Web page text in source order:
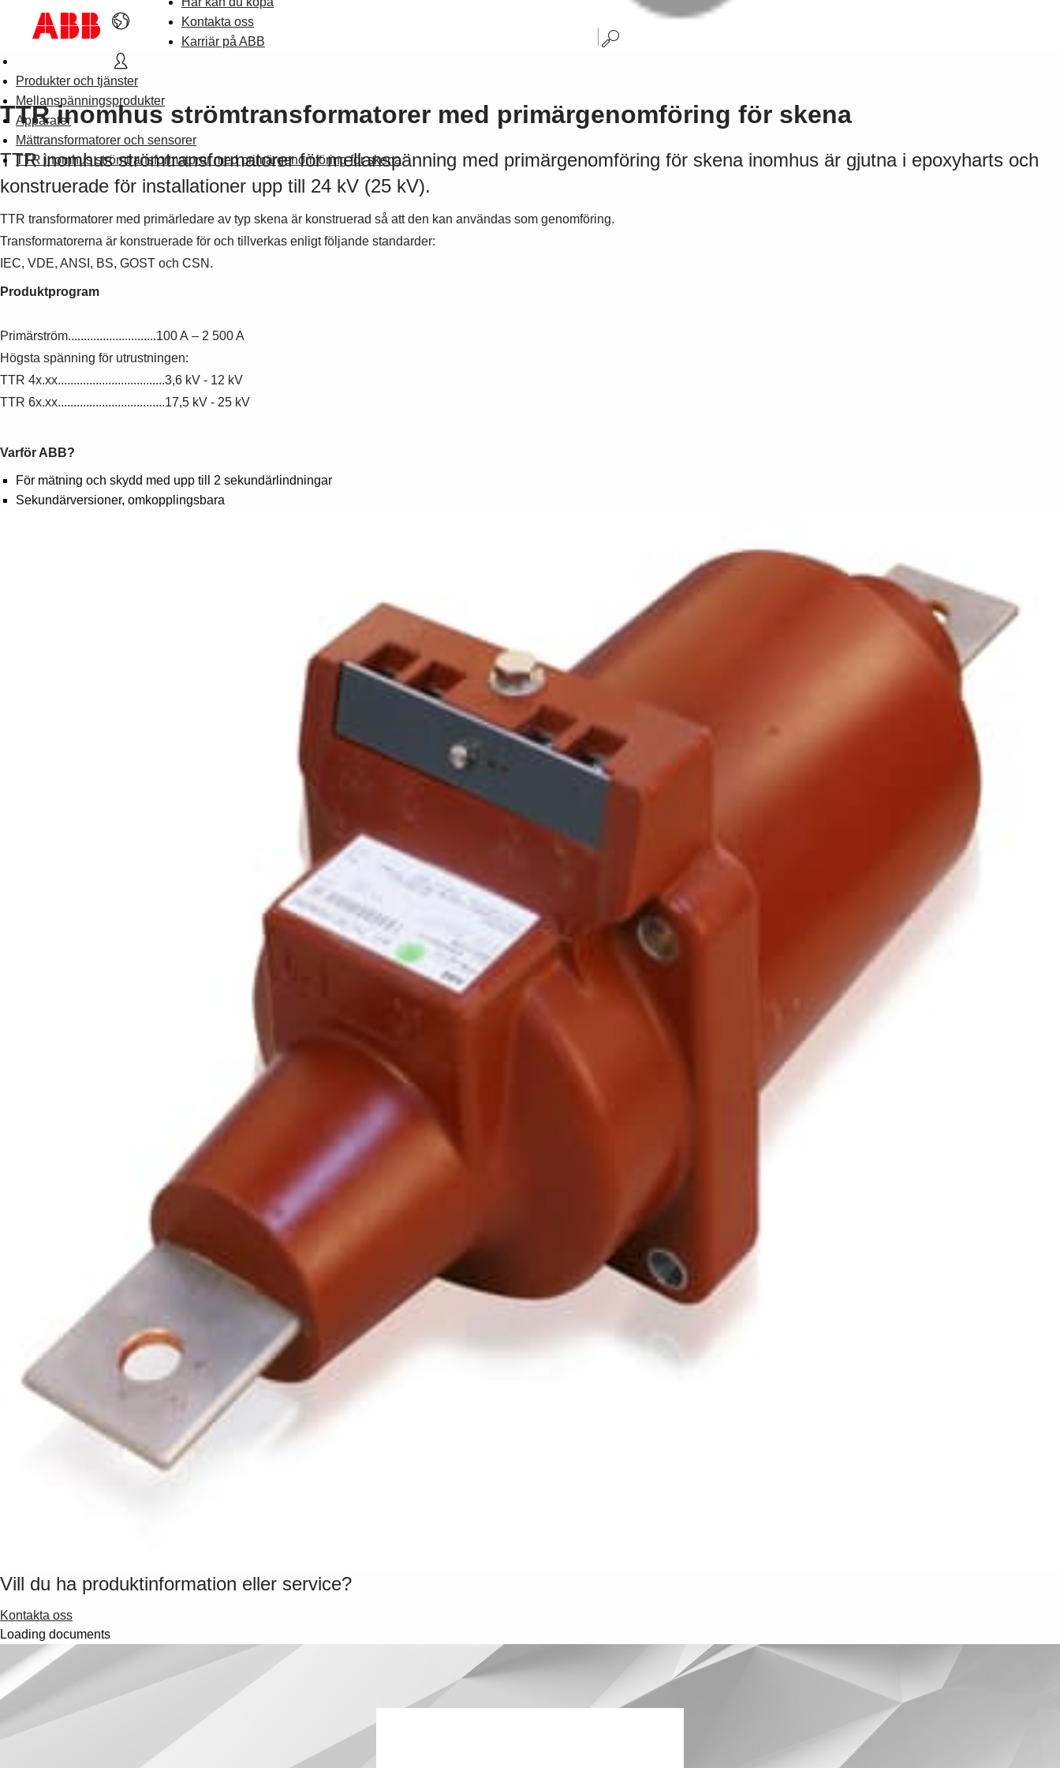
Kontakta oss
Karriär på ABB
Produkter och tjänster
Mellanspänningsprodukter
Apparater
Mättransformatorer och sensorer
TTR inomhus strömtransformatorer med primärgenomföring för skena
TTR inomhus strömtransformatorer med primärgenomföring för skena
TTR inomhus strömtransformatorer för mellanspänning med primärgenomföring för skena inomhus är gjutna i epoxyharts och
konstruerade för installationer upp till 24 kV (25 kV).
TTR transformatorer med primärledare av typ skena är konstruerad så att den kan användas som genomföring.
Transformatorerna är konstruerade för och tillverkas enligt följande standarder:
IEC, VDE, ANSI, BS, GOST och CSN.
Produktprogram
Primärström............................100 A – 2 500 A
Högsta spänning för utrustningen:
TTR 4x.xx..................................3,6 kV - 12 kV
TTR 6x.xx..................................17,5 kV - 25 kV
Varför ABB?
För mätning och skydd med upp till 2 sekundärlindningar
Sekundärversioner, omkopplingsbara
Vill du ha produktinformation eller service?
Kontakta oss
Loading documents